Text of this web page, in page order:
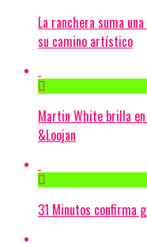
La ranchera suma
su camino artístico
Martin White brilla
&Loojan
31 Minutos confirma